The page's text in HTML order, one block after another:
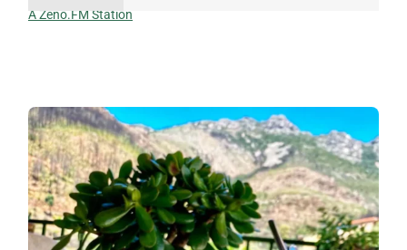
A Zeno.FM Station